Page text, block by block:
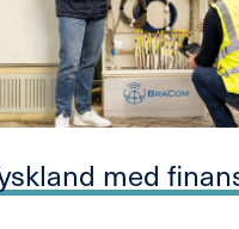
med